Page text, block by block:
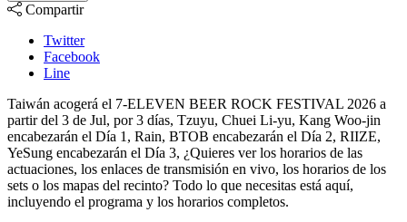
Compartir
Twitter
Facebook
Line
Taiwán acogerá el 7-ELEVEN BEER ROCK FESTIVAL 2026 a
partir del 3 de Jul, por 3 días, Tzuyu, Chuei Li-yu, Kang Woo-jin
encabezarán el Día 1, Rain, BTOB encabezarán el Día 2, RIIZE,
YeSung encabezarán el Día 3, ¿Quieres ver los horarios de las
actuaciones, los enlaces de transmisión en vivo, los horarios de los
sets o los mapas del recinto? Todo lo que necesitas está aquí,
incluyendo el programa y los horarios completos.